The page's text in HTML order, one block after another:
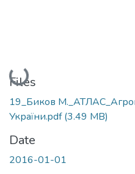
Loading...
Files
19_Биков
України.pdf(3.49 MB)
Date
2016-01-01